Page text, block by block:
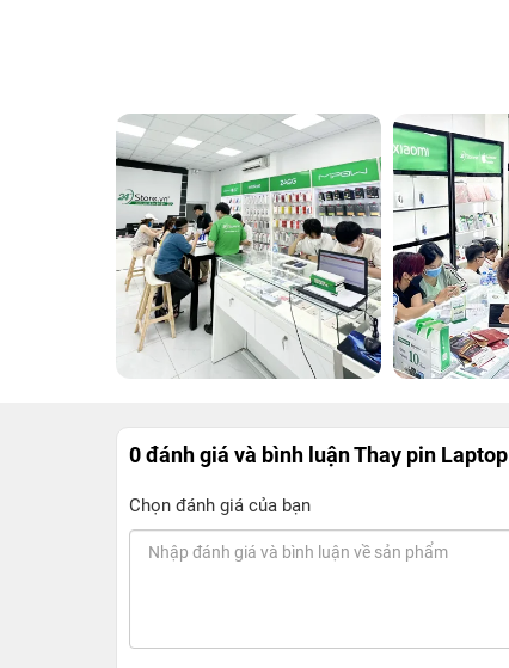
0 đánh giá và bình luậnThay pin
Chọn đánh giá của bạn